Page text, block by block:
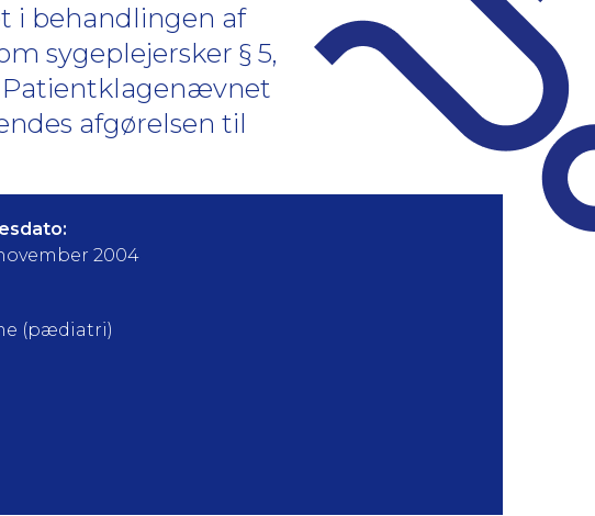
i behandlingen af
sygeplejersker § 5,
Patientklagenævnet
afgørelsen til
2004
(pædiatri)